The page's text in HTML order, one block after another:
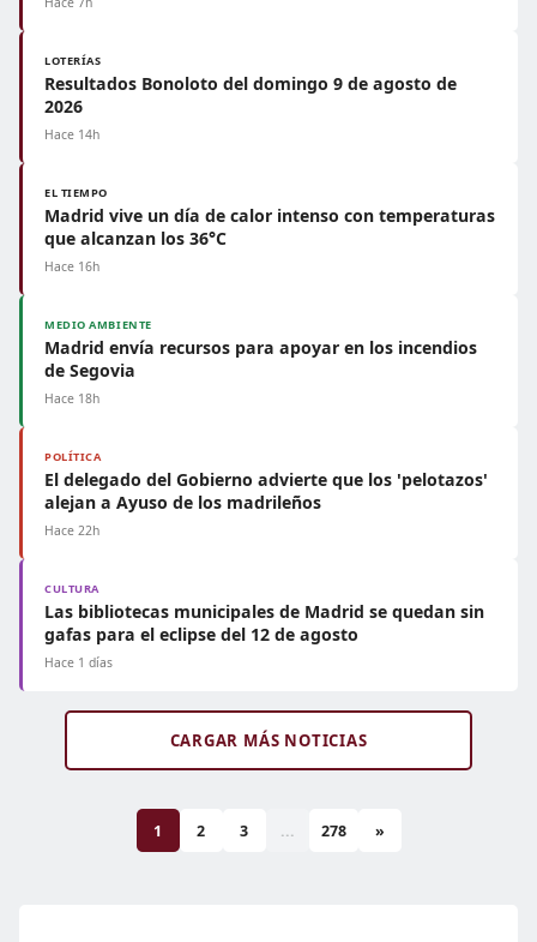
LOTERÍAS
Resultados Bonoloto del domingo 9 de agosto de
2026
Hace 14h
EL TIEMPO
Madrid vive un día de calor intenso con temperaturas
que alcanzan los 36°C
Hace 16h
MEDIO AMBIENTE
Madrid envía recursos para apoyar en los incendios
de Segovia
Hace 18h
POLÍTICA
El delegado del Gobierno advierte que los 'pelotazos'
alejan a Ayuso de los madrileños
Hace 22h
CULTURA
Las bibliotecas municipales de Madrid se quedan sin
gafas para el eclipse del 12 de agosto
Hace 1 días
CARGAR MÁS NOTICIAS
1 2 3 ... 278 »